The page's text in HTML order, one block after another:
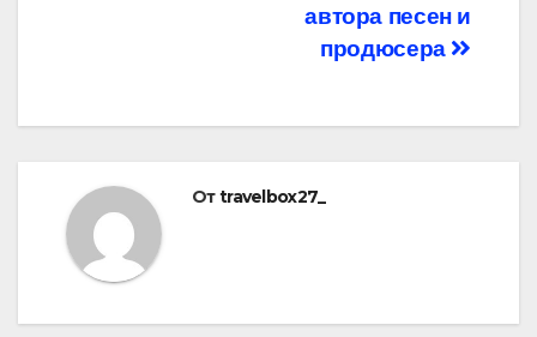
автора песен и
продюсера
Отtravelbox27_